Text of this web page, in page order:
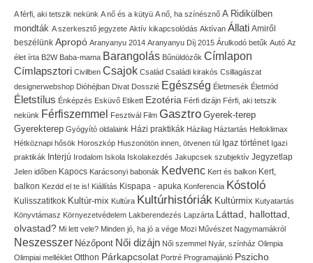
A férfi, aki tetszik nekünk A nő és a kütyü A nő, ha színésznő A Ridikülben
mondták A szerkesztő jegyzete Aktív kikapcsolódás Aktívan Állati Amiről
beszélünk Apropó Aranyanyu 2014 Aranyanyu Díj 2015 Árulkodó betűk Autó Az
élet írta B2W Baba-mama Barangolás Bűnüldözők Címlapon
Címlapsztori Civilben Csajok Család Családi kirakós Csillagászat
designerwebshop Dióhéjban Divat Dosszié Egészség Életmesék Életmód
Életstílus Énképzés Esküvő Etikett Ezotéria Férfi dizájn Férfi, aki tetszik
nekünk Férfiszemmel Fesztivál Film Gasztro Gyerek-terep
Gyerekterep Gyógyító oldalaink Házi praktikák Házilag Háztartás Helloklimax
Hétköznapi hősök Horoszkóp Huszonötön innen, ötvenen túl Igaz történet Igazi
praktikák Interjú Irodalom Iskola Iskolakezdés Jakupcsek szubjektív Jegyzetlap
Jelen időben Kapocs Karácsonyi babonák Kedvenc Kert és balkon Kert,
balkon Kezdd el te is! Kiállítás Kispapa - apuka Konferencia Kóstoló
Kulisszatitkok Kultúr-mix Kultúra Kultúrhistóriák Kultúrmix Kutyatartás
Könyvtámasz Környezetvédelem Lakberendezés Lapzárta Láttad, hallottad,
olvastad? Mi lett vele? Minden jó, ha jó a vége Mozi Művészet Nagymamákról
Neszesszer Nézőpont Női dizájn Női szemmel Nyár, színház Olimpia
Olimpiai melléklet Otthon Párkapcsolat Portré Programajánló Pszicho